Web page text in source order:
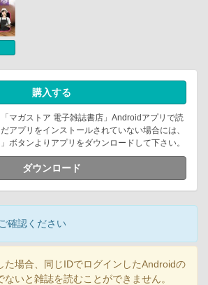
購入する
マガストア 電子雑誌書店」Androidアプリで読
アプリをインストールされていない場合には、
ボタンよりアプリをダウンロードして下さい。
ダウンロード
確認ください
場合、同じIDでログインしたAndroidの
いと雑誌を読むことができません。